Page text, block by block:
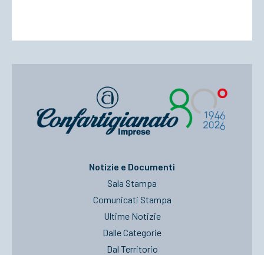
Notizie e Documenti
Sala Stampa
Comunicati Stampa
Ultime Notizie
Dalle Categorie
Dal Territorio